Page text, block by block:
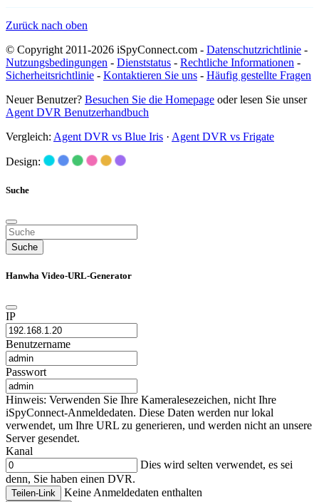
Zurück nach oben
© Copyright 2011-2026 iSpyConnect.com - Datenschutzrichtlinie -
Nutzungsbedingungen - Dienststatus - Rechtliche Informationen -
Sicherheitsrichtlinie - Kontaktieren Sie uns - Häufig gestellte Fragen
Neuer Benutzer? Besuchen Sie die Homepage oder lesen Sie unser
Agent DVR Benutzerhandbuch
Vergleich: Agent DVR vs Blue Iris · Agent DVR vs Frigate
Design:
Suche
Suche
Hanwha Video-URL-Generator
IP
Benutzername
Passwort
Hinweis: Verwenden Sie Ihre Kameralesezeichen, nicht Ihre
iSpyConnect-Anmeldedaten. Diese Daten werden nur lokal
verwendet, um Ihre URL zu generieren, und werden nicht an unsere
Server gesendet.
Kanal
Dies wird selten verwendet, es sei
denn, Sie haben einen DVR.
Teilen-Link Keine Anmeldedaten enthalten